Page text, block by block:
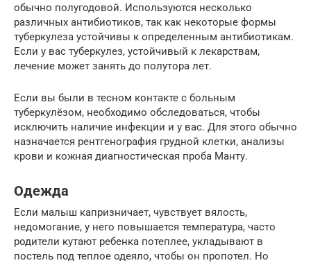
обычно полугодовой. Используются несколько
различных антибиотиков, так как некоторые формы
туберкулеза устойчивы к определенным антибиотикам.
Если у вас туберкулез, устойчивый к лекарствам,
лечение может занять до полутора лет.
Если вы были в тесном контакте с больным
туберкулёзом, необходимо обследоваться, чтобы
исключить наличие инфекции и у вас. Для этого обычно
назначается рентгенография грудной клетки, анализы
крови и кожная диагностическая проба Манту.
Одежда
Если малыш капризничает, чувствует вялость,
недомогание, у него повышается температура, часто
родители кутают ребенка потеплее, укладывают в
постель под теплое одеяло, чтобы он пропотел. Но